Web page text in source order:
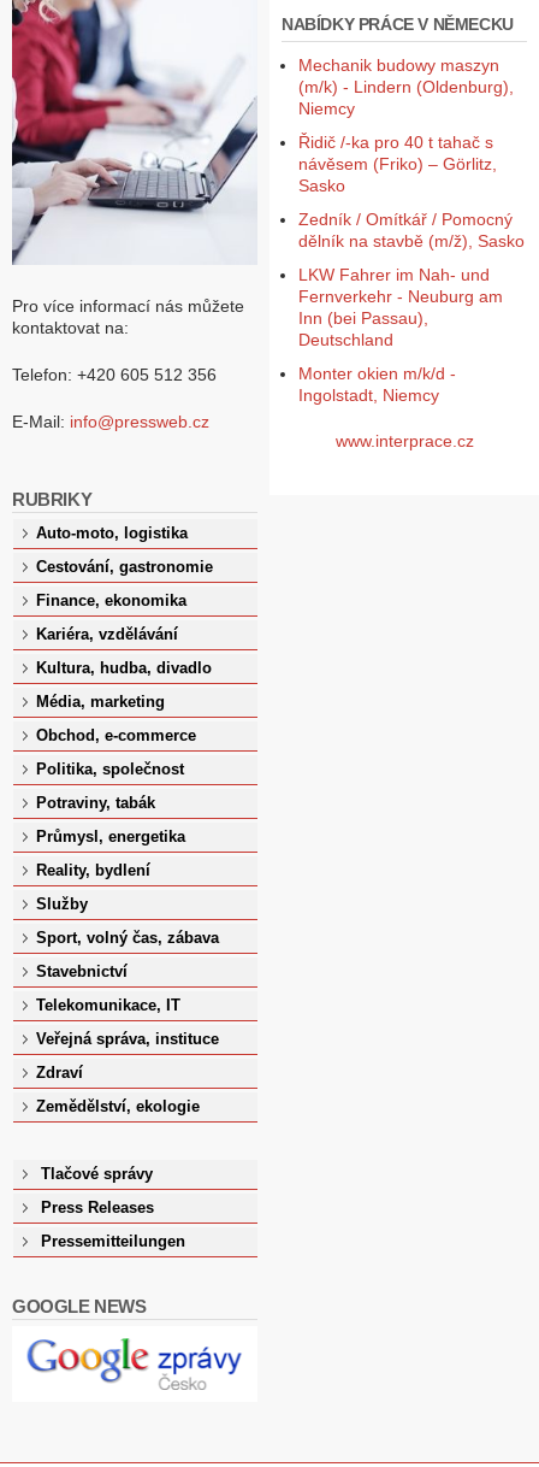
Pro více informací nás můžete
kontaktovat na:
Telefon: +420 605 512 356
E-Mail: info@pressweb.cz
RUBRIKY
Auto-moto, logistika
Cestování, gastronomie
Finance, ekonomika
Kariéra, vzdělávání
Kultura, hudba, divadlo
Média, marketing
Obchod, e-commerce
Politika, společnost
Potraviny, tabák
Průmysl, energetika
Reality, bydlení
Služby
Sport, volný čas, zábava
Stavebnictví
Telekomunikace, IT
Veřejná správa, instituce
Zdraví
Zemědělství, ekologie
Tlačové správy
Press Releases
Pressemitteilungen
GOOGLE NEWS
NABÍDKY PRÁCE V NĚMECKU
Mechanik budowy maszyn
(m/k) - Lindern (Oldenburg),
Niemcy
Řidič /-ka pro 40 t tahač s
návěsem (Friko) – Görlitz,
Sasko
Zedník / Omítkář / Pomocný
dělník na stavbě (m/ž), Sasko
LKW Fahrer im Nah- und
Fernverkehr - Neuburg am
Inn (bei Passau),
Deutschland
Monter okien m/k/d -
Ingolstadt, Niemcy
www.interprace.cz